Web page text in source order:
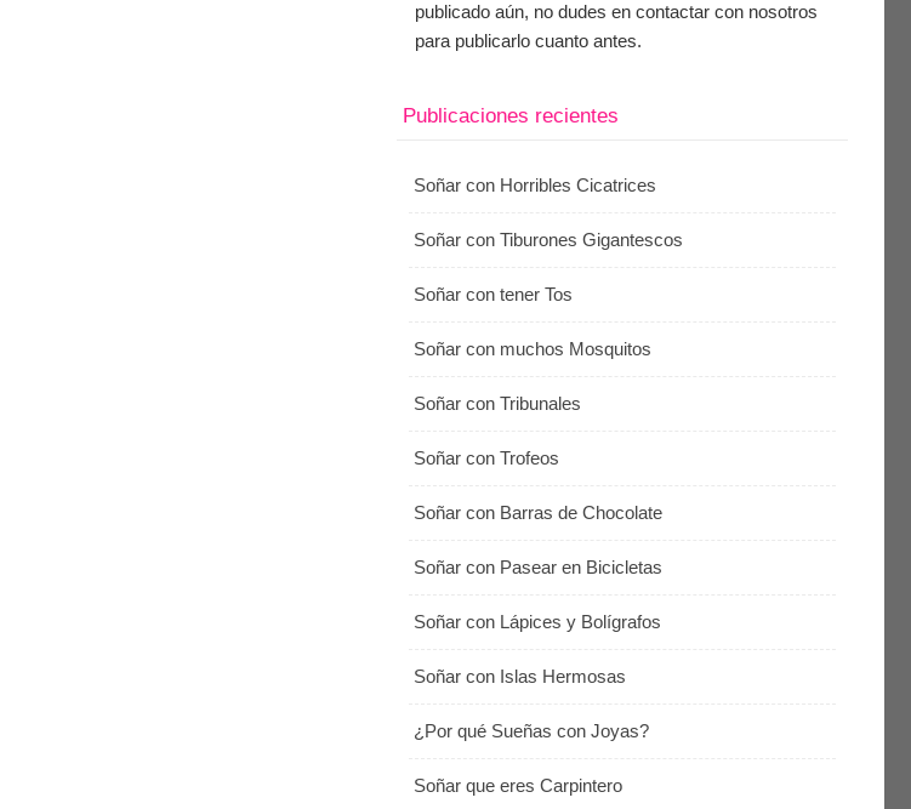
publicado aún, no dudes en contactar con nosotros
para publicarlo cuanto antes.
Publicaciones recientes
Soñar con Horribles Cicatrices
Soñar con Tiburones Gigantescos
Soñar con tener Tos
Soñar con muchos Mosquitos
Soñar con Tribunales
Soñar con Trofeos
Soñar con Barras de Chocolate
Soñar con Pasear en Bicicletas
Soñar con Lápices y Bolígrafos
Soñar con Islas Hermosas
¿Por qué Sueñas con Joyas?
Soñar que eres Carpintero